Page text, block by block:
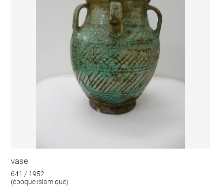
vase
641 / 1952
(époque islamique)